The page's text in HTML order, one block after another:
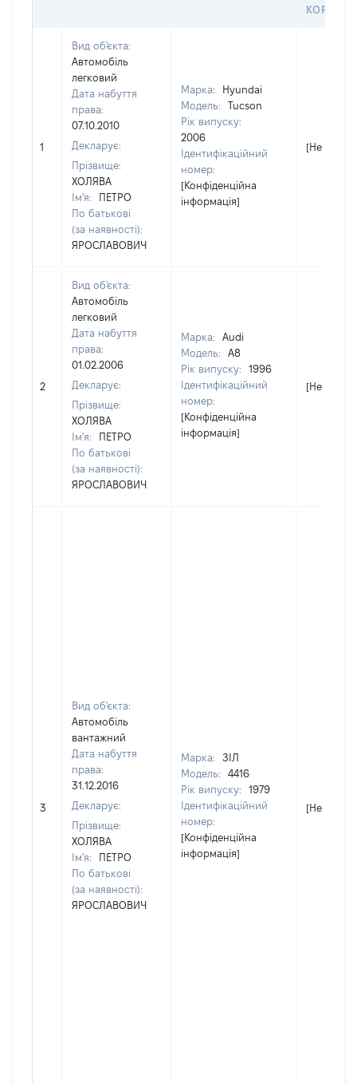
1
Вид об'єкта:
Автомобіль
легковий
Дата набуття
права:
07.10.2010
Декларує:
Прізвище:
ХОЛЯВА
Ім'я:
ПЕТРО
По батькові
(за наявності):
ЯРОСЛАВОВИЧ
Марка:
Hyundai
Модель:
Tucson
Рік випуску:
2006
Ідентифікаційний
номер:
[Конфіденційна
інформація]
[Не
2
Вид об'єкта:
Автомобіль
легковий
Дата набуття
права:
01.02.2006
Декларує:
Прізвище:
ХОЛЯВА
Ім'я:
ПЕТРО
По батькові
(за наявності):
ЯРОСЛАВОВИЧ
Марка:
Audi
Модель:
A8
Рік випуску:
1996
Ідентифікаційний
номер:
[Конфіденційна
інформація]
[Не
3
Вид об'єкта:
Автомобіль
вантажний
Дата набуття
права:
31.12.2016
Декларує:
Прізвище:
ХОЛЯВА
Ім'я:
ПЕТРО
По батькові
(за наявності):
ЯРОСЛАВОВИЧ
Марка:
ЗІЛ
Модель:
4416
Рік випуску:
1979
Ідентифікаційний
номер:
[Конфіденційна
інформація]
[Не